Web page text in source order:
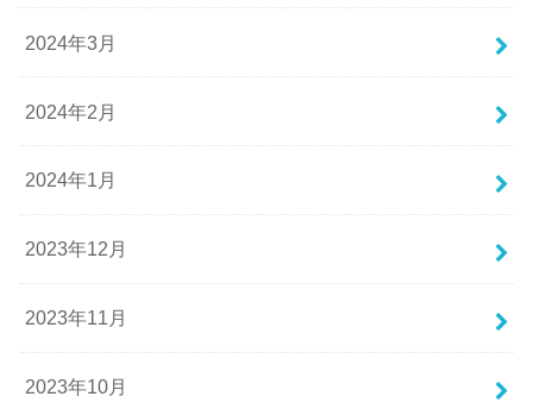
2024年3月
2024年2月
2024年1月
2023年12月
2023年11月
2023年10月